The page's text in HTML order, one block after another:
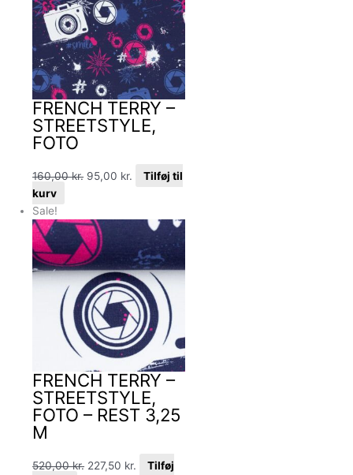
FRENCH TERRY –
STREETSTYLE,
FOTO
160,00kr. 95,00 kr.
Tilføj til
kurv
Sale!
FRENCH TERRY –
STREETSTYLE,
FOTO – REST 3,25
M
520,00kr. 227,50 kr.
Tilføj